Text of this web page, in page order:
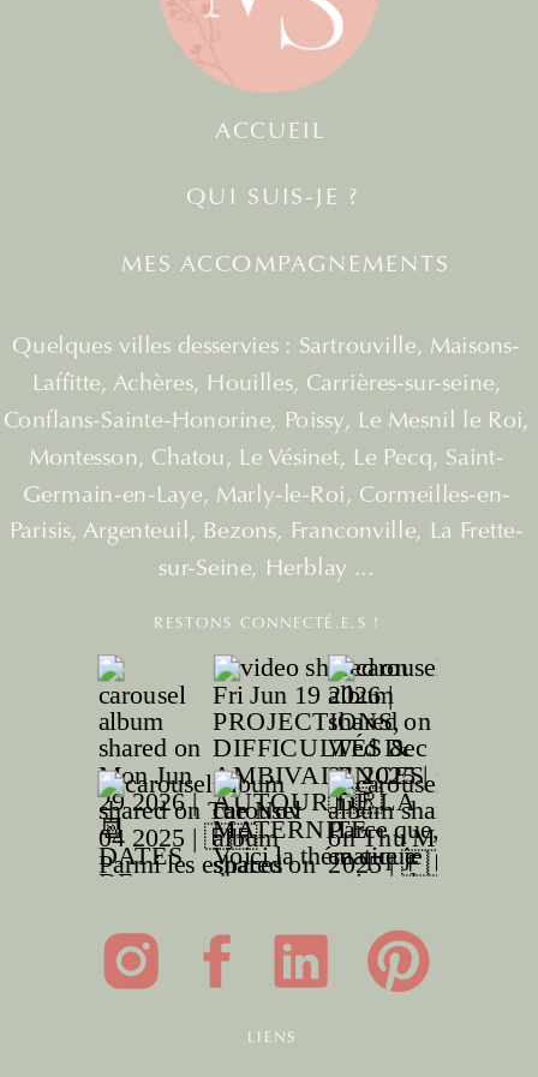
MES ACCOMPAGNEMENTS
QUI SUIS-JE ?
ACCUEIL
RESTONS CONNECTÉ.E.S !
LIENS
Quelques villes desservies : Sartrouville, Maisons-
Laffitte, Achères, Houilles, Carrières-sur-seine,
Conflans-Sainte-Honorine, Poissy, Le Mesnil le Roi,
Montesson, Chatou, Le Vésinet, Le Pecq, Saint-
Germain-en-Laye, Marly-le-Roi, Cormeilles-en-
Parisis, Argenteuil, Bezons, Franconville, La Frette-
sur-Seine, Herblay ...